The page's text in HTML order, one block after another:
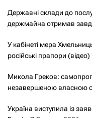
Державні склади до
держмайна отримав
У кабінеті мера
російські прапори (відео)
Микола Греков:
незавершеною власною
Україна виступила із